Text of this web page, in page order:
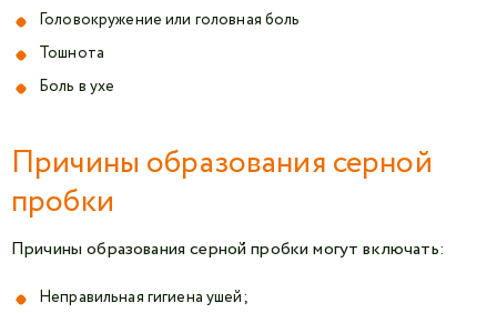
Головокружение или головная боль
Тошнота
Боль в ухе
Причины образования серной
пробки
Причины образования серной пробки могут включать:
Неправильная гигиена ушей;